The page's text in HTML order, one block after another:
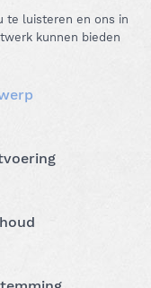
te luisteren en ons in
kunnen bieden